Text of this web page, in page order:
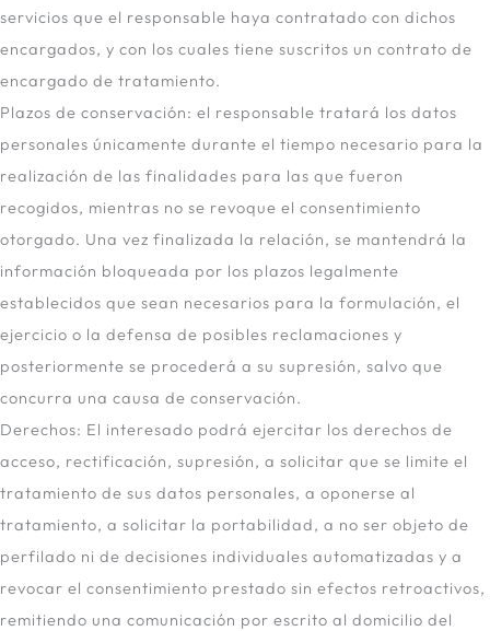
servicios que el responsable haya contratado con dichos
encargados, y con los cuales tiene suscritos un contrato de
encargado de tratamiento.
Plazos de conservación: el responsable tratará los datos
personales únicamente durante el tiempo necesario para la
realización de las finalidades para las que fueron
recogidos, mientras no se revoque el consentimiento
otorgado. Una vez finalizada la relación, se mantendrá la
información bloqueada por los plazos legalmente
establecidos que sean necesarios para la formulación, el
ejercicio o la defensa de posibles reclamaciones y
posteriormente se procederá a su supresión, salvo que
concurra una causa de conservación.
Derechos: El interesado podrá ejercitar los derechos de
acceso, rectificación, supresión, a solicitar que se limite el
tratamiento de sus datos personales, a oponerse al
tratamiento, a solicitar la portabilidad, a no ser objeto de
perfilado ni de decisiones individuales automatizadas y a
revocar el consentimiento prestado sin efectos retroactivos,
remitiendo una comunicación por escrito al domicilio del